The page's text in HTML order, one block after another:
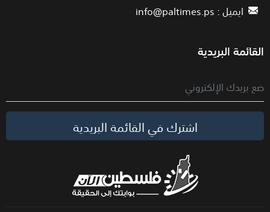
ايميل :info@paltimes.ps
القائمة البريدية
اشترك في القائمة البريدية